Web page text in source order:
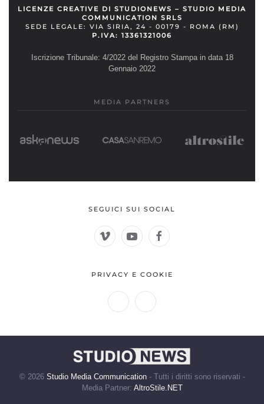
LICENZE CREATIVE DI STUDIONEWS – STUDIO MEDIA
COMMUNICATION SRLS
SEDE LEGALE: VIA SIRIA, 24 - 00179 - ROMA (RM)
P.IVA: 13361321006
Iscrizione Tribunale: 4/2022 del Registro Stampa in data 18
Gennaio 2022
MEDIA PARTNERS
SEGUICI SUI SOCIAL
PRIVACY E COOKIE
© 2026 Studio Media Communication- Tutti i diritti sono riservati -
Media Partner: AltroStile.NET